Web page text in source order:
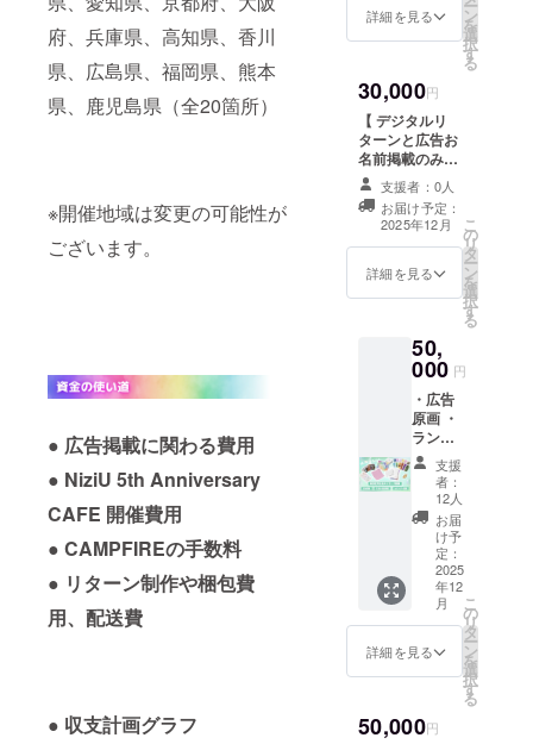
府、兵庫県、高知県、香川
県、広島県、福岡県、熊本
県、鹿児島県（全20箇所）
※開催地域は変更の可能性が
ございます。
● 広告掲載に関わる費用
● NiziU 5th Anniversary
CAFE 開催費用
● CAMPFIREの手数料
● リターン制作や梱包費
用、配送費
● 収支計画グラフ
クリッ
プ ・ク
・カレ
原画 ・
スマホ
用カレ
ンダー
・ピン
バッジ
※広告に
名前を
備考欄
ださ
い。 ※
お名前
の掲載
が必要
ない場
合はお
手数で
すがそ
の旨を
ご記入
くださ
い。
詳細を見る ー
ン
を
選
択
す
る
30,000円
【 デジタルリ
ターンと広告お
名前掲載のみ・
個人情報共有な
し 】支援者：0人
お届け予定：
2025年12月
詳細を見る
こ
の
リ
タ
ー
ン
を
選
択
す
る
50,
000 円
・広告
原画 ・
ランダ
ムス
テッ
カー×12
・カレ
ンダー
・広告
お名前
掲載 ・
マグ
ネット
クリッ
プ ・ク
・カレ
支援
者：
12人
お届
け予
定：
2025
年12
月
詳細を見る
こ
の
リ
タ
ー
ン
を
選
択
す
る
50,000円